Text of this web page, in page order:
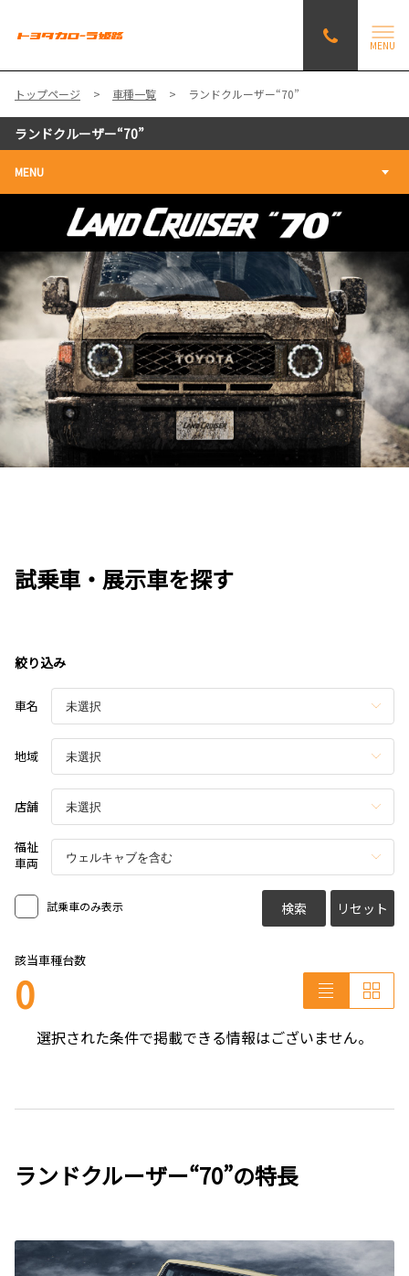
MENU
トップページ 車種一覧 ランドクルーザー“70”
ランドクルーザー“70”
MENU
試乗車・展示車を探す
絞り込み
車名
地域
店舗
福祉
車両
試乗車のみ表示 検索 リセット
該当車種台数
0
選択された条件で掲載できる情報はございません。
ランドクルーザー“70”の特長